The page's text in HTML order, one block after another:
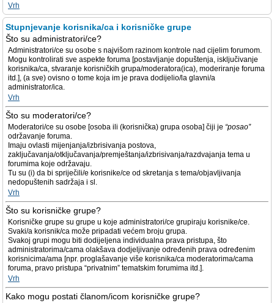
Vrh
Stupnjevanje korisnika/ca i korisničke grupe
Što su administratori/ce?
Administratori/ce su osobe s najvišom razinom kontrole nad cijelim forumom.
Mogu kontrolirati sve aspekte foruma [postavljanje dopuštenja, isključivanje
korisnika/ca, stvaranje korisničkih grupa/moderatora(ica), moderiranje foruma
itd.], (a sve) ovisno o tome koja im je prava dodijelio/la glavni/a
administrator/ica.
Vrh
Što su moderatori/ce?
Moderatori/ce su osobe [osoba ili (korisnička) grupa osoba] čiji je “posao”
održavanje foruma.
Imaju ovlasti mijenjanja/izbrisivanja postova,
zaključavanja/otključavanja/premještanja/izbrisivanja/razdvajanja tema u
forumima koje održavaju.
Tu su (i) da bi spriječili/e korisnike/ce od skretanja s tema/objavljivanja
nedopuštenih sadržaja i sl.
Vrh
Što su korisničke grupe?
Korisničke grupe su grupe u koje administratori/ce grupiraju korisnike/ce.
Svaki/a korisnik/ca može pripadati većem broju grupa.
Svakoj grupi mogu biti dodijeljena individualna prava pristupa, što
administratorima/cama olakšava dodjeljivanje određenih prava određenim
korisnicima/ama [npr. proglašavanje više korisnika/ca moderatorima/cama
foruma, pravo pristupa “privatnim” tematskim forumima itd.].
Vrh
Kako mogu postati članom/icom korisničke grupe?